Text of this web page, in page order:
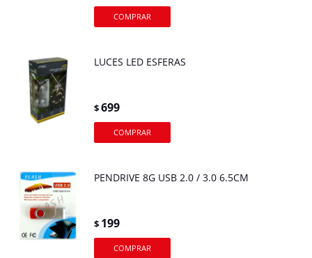
LUCES LED ESFERAS
$699
PENDRIVE 8G USB 2.0 / 3.0 6.5CM
$ 199